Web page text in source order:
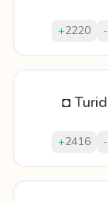
+2220 -
◘
+2416 -